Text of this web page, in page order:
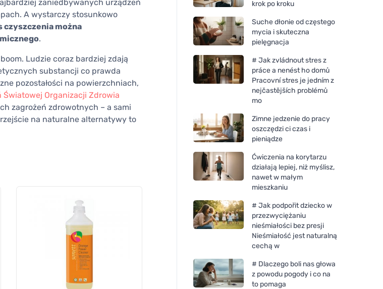
zaniedbywanych urządzeń
A wystarczy stosunkowo
czyszczenia można
.
Ludzie coraz bardziej zdają
substancji co prawda
pozostałości na powierzchniach,
Światowej Organizacji Zdrowia
zagrożeń zdrowotnych – a sami
na naturalne alternatywy to
krok po kroku
Suche dłonie od częstego
mycia i skuteczna
pielęgnacja
# Jak zvládnout stres z
práce a nenést ho domů
Pracovní stres je jedním z
nejčastějších problémů
mo
Zimne jedzenie do pracy
oszczędzi ci czas i
pieniądze
Ćwiczenia na korytarzu
działają lepiej, niż myślisz,
nawet w małym
mieszkaniu
# Jak podpořit dziecko w
przezwyciężaniu
nieśmiałości bez presji
Nieśmiałość jest naturalną
cechą w
# Dlaczego boli nas głowa
z powodu pogody i co na
to pomaga